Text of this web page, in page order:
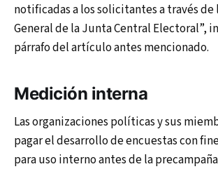
notificadas a los solicitantes a través de
General de la Junta Central Electoral”,
párrafo del artículo antes mencionado.
Medición interna
Las organizaciones políticas y sus
pagar el desarrollo de encuestas con
para uso interno antes de la